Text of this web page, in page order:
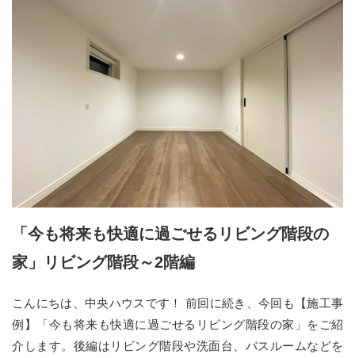
「今も将来も快適に過ごせるリビング階段の
家」リビング階段～2階編
こんにちは、中央ハウスです！ 前回に続き、今回も【施工事
例】「今も将来も快適に過ごせるリビング階段の家」をご紹
介します。後編はリビング階段や洗面台、バスルームなどを